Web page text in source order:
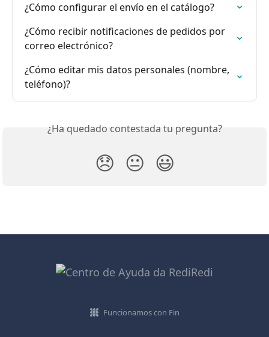
¿Cómo configurar el envío en el catálogo?
¿Cómo recibir notificaciones de pedidos por
correo electrónico?
¿Cómo editar mis datos personales (nombre,
teléfono)?
¿Ha quedado contestada tu pregunta?
😞 😐 😃
Funcionamos con Fin